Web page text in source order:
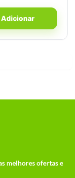
Adicionar
melhores ofertas e